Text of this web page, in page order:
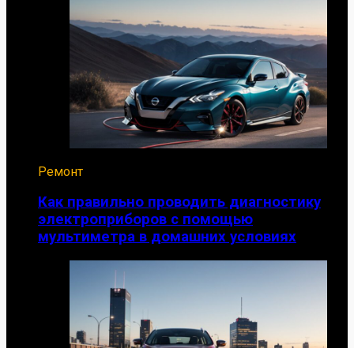
Ремонт
Как правильно проводить диагностику
электроприборов с помощью
мультиметра в домашних условиях